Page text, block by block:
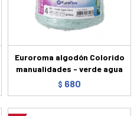
Euroroma algodón Colorido
manualidades - verde agua
$ 680